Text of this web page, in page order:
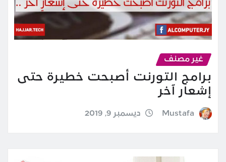
غير مصنف
برامج التورنت أصبحت خطيرة حتى
إشعار آخر
Mustafa ديسمبر 9, 2019